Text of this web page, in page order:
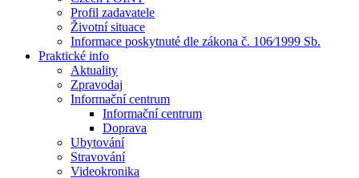
Profil zadavatele
Životní situace
Informace poskytnuté dle zákona č. 106⁄1999 Sb.
Praktické info
Aktuality
Zpravodaj
Informační centrum
Informační centrum
Doprava
Ubytování
Stravování
Videokronika